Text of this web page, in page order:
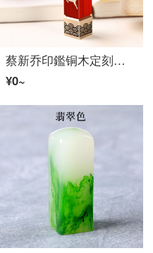
蔡新乔印鑑铜木定刻名字印鑑文创朋友老师生日礼物古风私人オーダーメイル個人用书法藏书章篆刻章企业定刻礼品印鑑 福字款铜木印鑑
¥0~